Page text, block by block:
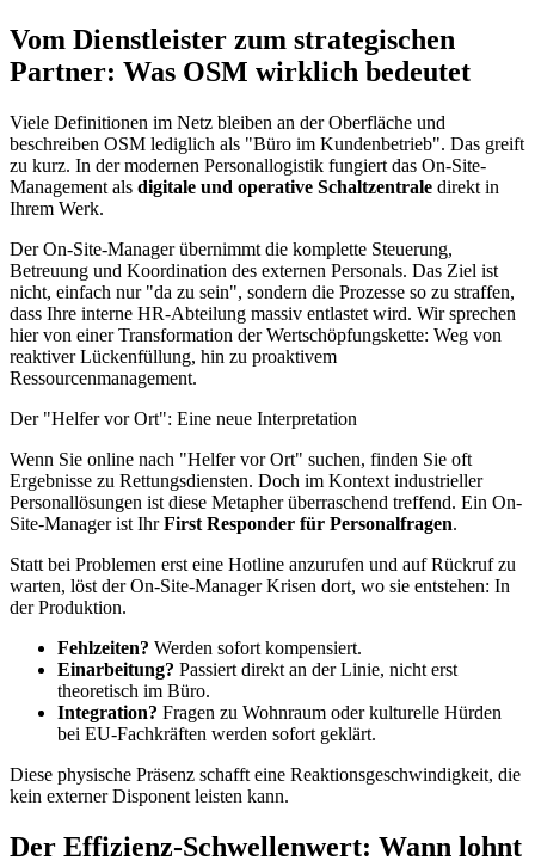
Vom Dienstleister zum strategischen
Partner: Was OSM wirklich bedeutet
Viele Definitionen im Netz bleiben an der Oberfläche und
beschreiben OSM lediglich als "Büro im Kundenbetrieb". Das greift
zu kurz. In der modernen Personallogistik fungiert das On-Site-
Management als digitale und operative Schaltzentrale direkt in
Ihrem Werk.
Der On-Site-Manager übernimmt die komplette Steuerung,
Betreuung und Koordination des externen Personals. Das Ziel ist
nicht, einfach nur "da zu sein", sondern die Prozesse so zu straffen,
dass Ihre interne HR-Abteilung massiv entlastet wird. Wir sprechen
hier von einer Transformation der Wertschöpfungskette: Weg von
reaktiver Lückenfüllung, hin zu proaktivem
Ressourcenmanagement.
Der "Helfer vor Ort": Eine neue Interpretation
Wenn Sie online nach "Helfer vor Ort" suchen, finden Sie oft
Ergebnisse zu Rettungsdiensten. Doch im Kontext industrieller
Personallösungen ist diese Metapher überraschend treffend. Ein On-
Site-Manager ist IhrFirst Responder für Personalfragen.
Statt bei Problemen erst eine Hotline anzurufen und auf Rückruf zu
warten, löst der On-Site-Manager Krisen dort, wo sie entstehen: In
der Produktion.
Fehlzeiten? Werden sofort kompensiert.
Einarbeitung? Passiert direkt an der Linie, nicht erst
theoretisch im Büro.
Integration? Fragen zu Wohnraum oder kulturelle Hürden
bei EU-Fachkräften werden sofort geklärt.
Diese physische Präsenz schafft eine Reaktionsgeschwindigkeit, die
kein externer Disponent leisten kann.
Der Effizienz-Schwellenwert: Wann lohnt